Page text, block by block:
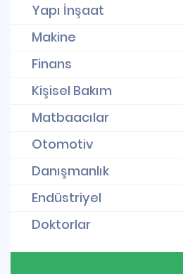
Yapı İnşaat
Makine
Finans
Kişisel Bakım
Matbaacılar
Otomotiv
Danışmanlık
Endüstriyel
Doktorlar